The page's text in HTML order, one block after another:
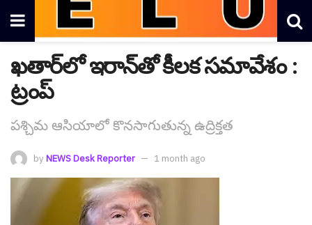
ఖతార్‌లో ఇరాన్‌తో కీల‌క సమావేశం :
ట్రంప్
ప‌శ్చిమ ఆసియాలో కొన‌సాగుతున్న ఉద్రిక్త‌త
by NEWS Desk Reporter 1 month ago